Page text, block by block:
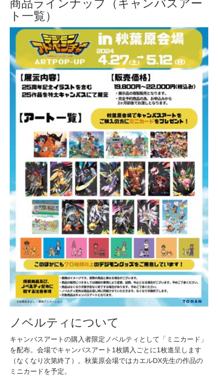
商品ラインナップ（キャンバスアー
ト一覧）
ノベルティについて
キャンバスアートの購入者限定ノベルティとして「ミニカード」
を配布。会場でキャンバスアート1枚購入ごとに1枚進呈します
（なくなり次第終了）。秋葉原会場ではカエルDX先生の作品の
ミニカードを予定。